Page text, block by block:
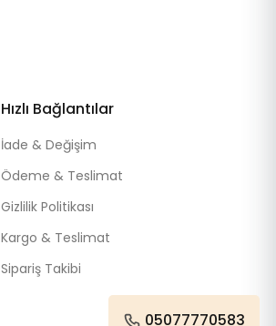
Hızlı Bağlantılar
İade & Değişim
Ödeme & Teslimat
Gizlilik Politikası
Kargo & Teslimat
Sipariş Takibi
05077770583